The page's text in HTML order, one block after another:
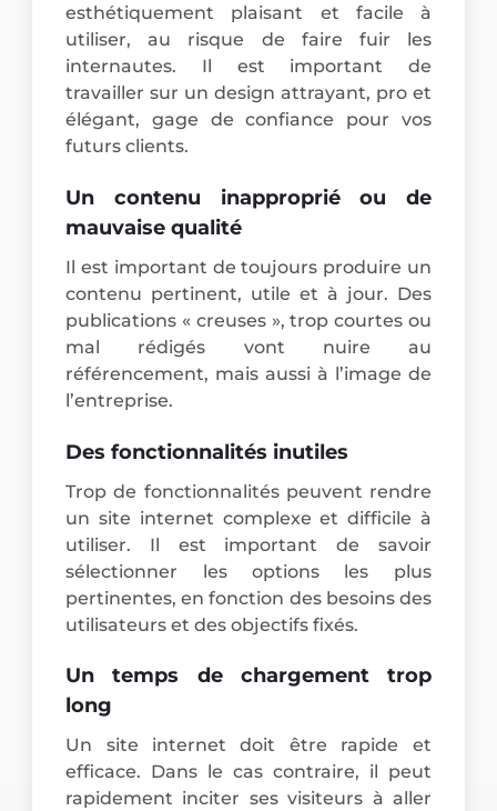
esthétiquement plaisant et facile à
utiliser, au risque de faire fuir les
internautes. Il est important de
travailler sur un design attrayant, pro et
élégant, gage de confiance pour vos
futurs clients.
Un contenu inapproprié ou de
mauvaise qualité
Il est important de toujours produire un
contenu pertinent, utile et à jour. Des
publications « creuses », trop courtes ou
mal rédigés vont nuire au
référencement, mais aussi à l’image de
l’entreprise.
Des fonctionnalités inutiles
Trop de fonctionnalités peuvent rendre
un site internet complexe et difficile à
utiliser. Il est important de savoir
sélectionner les options les plus
pertinentes, en fonction des besoins des
utilisateurs et des objectifs fixés.
Un temps de chargement trop
long
Un site internet doit être rapide et
efficace. Dans le cas contraire, il peut
rapidement inciter ses visiteurs à aller